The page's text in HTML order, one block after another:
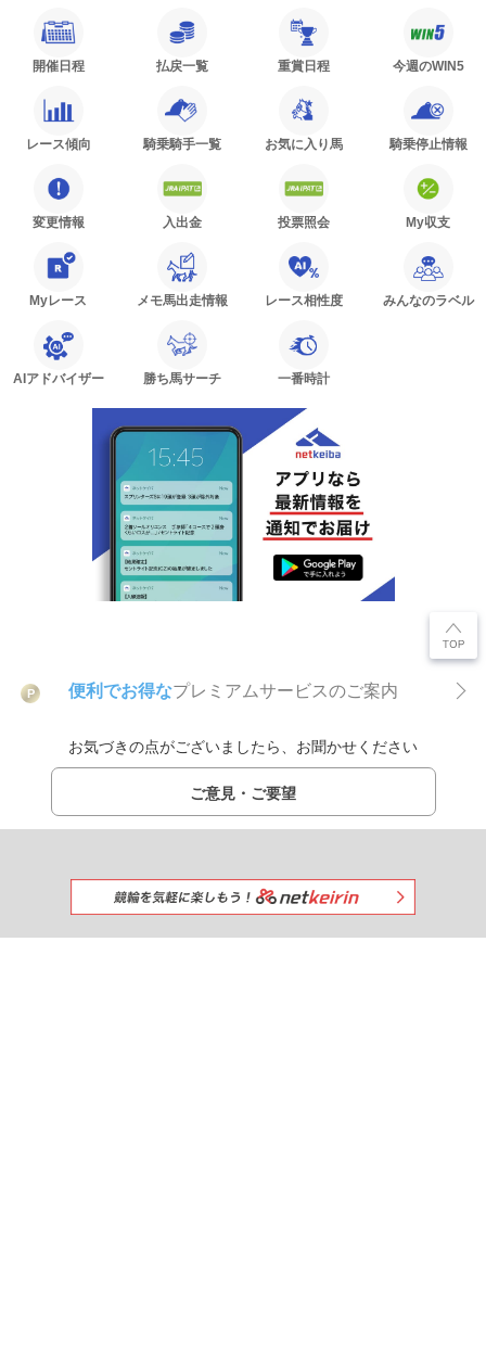
開催日程 払戻一覧 重賞日程 今週のWIN5
レース傾向 騎乗騎手一覧 お気に入り馬 騎乗停止情報
変更情報 入出金 投票照会 My収支
Myレース メモ馬出走情報 レース相性度 みんなのラベル
AIアドバイザー 勝ち馬サーチ 一番時計
P 便利でお得なプレミアムサービスのご案内
お気づきの点がございましたら、お聞かせください
ご意見・ご要望